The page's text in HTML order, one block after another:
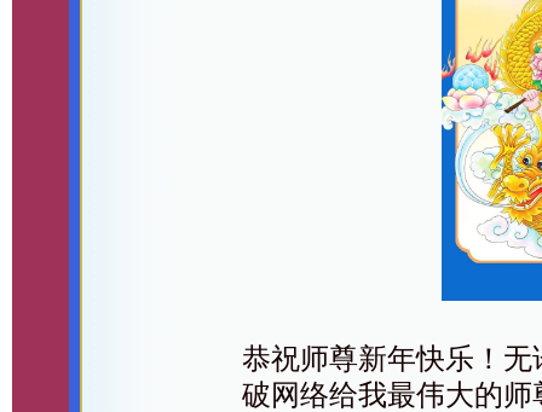
恭祝师尊新年快乐！
破网络给我最伟大的